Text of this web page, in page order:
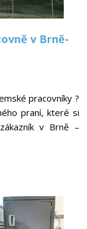
v Brně-
pracovníky ?
praní, které si
v Brně –